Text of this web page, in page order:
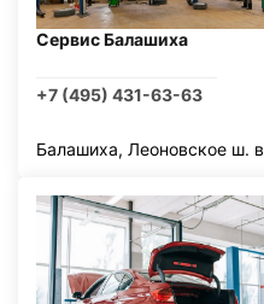
Сервис Балашиха
+7 (495) 431-63-63
Балашиха, Леоновское ш.